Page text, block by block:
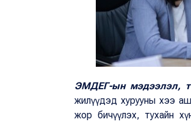
ЭМДЕГ-ын мэдээлэл,
жилүүдэд хурууны хээ
жор бичүүлэх, тухайн